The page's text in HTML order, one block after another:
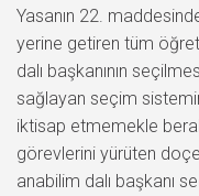
Yasanın 22.
yerine getiren tüm
dalı başkanının
sağlayan seçim
iktisap etmemekle
görevlerini yürüten
anabilim dalı başkanı